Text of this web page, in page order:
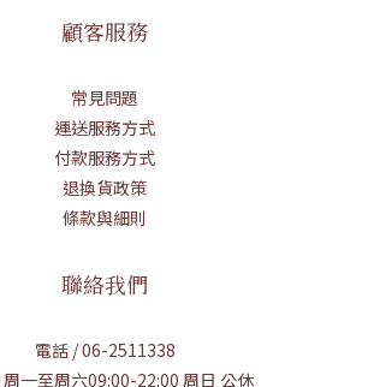
顧客服務
常見問題
運送服務方式
付款服務方式
退換貨政策
條款與細則
聯絡我們
電話 / 06-2511338
一至周六09:00-22:00 周日 公休